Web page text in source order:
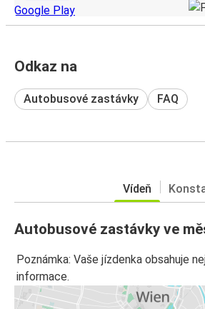
Odkaz na
Autobusové zastávky FAQ
Vídeň
Autobusové zastávky ve
Poznámka: Vaše jízdenka obsahuje
informace.